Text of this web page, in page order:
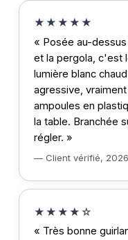
★★★★★
« Posée au-
et la pergola, c'est
lumière blanc
agressive,
ampoules en
la table. Branchée
régler. »
— Client vérifié, 2026
★★★★☆
« Très bonne